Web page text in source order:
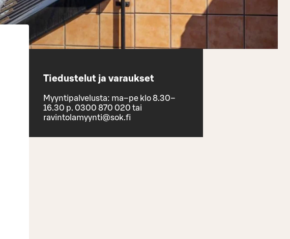
Tiedustelut ja varaukset
Myyntipalvelusta: ma–pe klo 8.30–
16.30 p. 0300 870 020 tai
ravintolamyynti@sok.fi